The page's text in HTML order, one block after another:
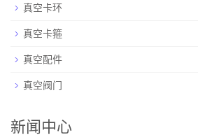
真空卡环
真空卡箍
真空配件
真空阀门
新闻中心